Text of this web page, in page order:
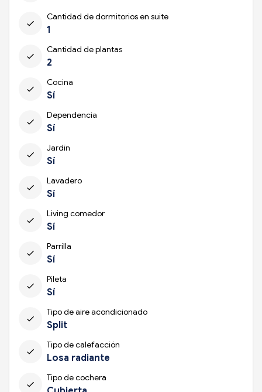
check
Cantidad de dormitorios en suite
1
check
Cantidad de plantas
2
check
Cocina
Sí
check
Dependencia
Sí
check
Jardín
Sí
check
Lavadero
Sí
check
Living comedor
Sí
check
Parrilla
Sí
check
Pileta
Sí
check
Tipo de aire acondicionado
Split
check
Tipo de calefacción
Losa radiante
check
Tipo de cochera